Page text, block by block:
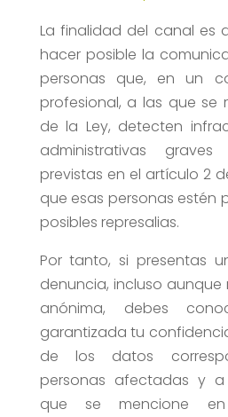
La finalidad del canal es
hacer posible la
personas que, en un
profesional, a las que se
de la Ley, detecten
administrativas
previstas en el artículo 2
que esas personas estén
posibles represalias.
Por tanto, si presentas
denuncia, incluso
anónima, debes
garantizada tu
de los datos
personas afectadas y a
que se mencione